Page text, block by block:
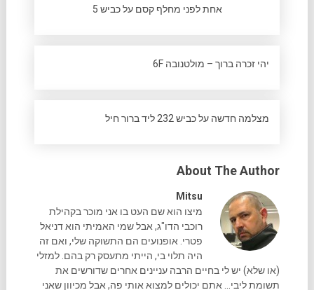
אחת לפני מחלף קסם על כביש 5
יהי זכרה ברוך – מולטנובה 6F
מצלמה חדשה על כביש 232 ליד ברור חיל
About The Author
Mitsu
מיצו הוא שם העט בו אני מוכר בקהילת
רוכבי הדו"ג, אבל שמי האמיתי הוא דניאל
פטרי. אופנועים הם התשוקה שלי, ואם זה
היה תלוי בי, הייתי מתעסק רק בהם. למזלי
(או שלא) יש לי בחיים הרבה עניינים אחרים שדורשים את
תשומת ליבי... אתם יכולים למצוא אותי פה, אבל מכיוון שאני